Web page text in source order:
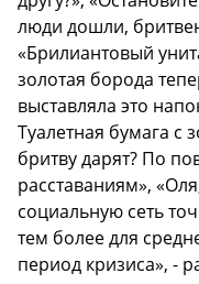
люди дошли,
«Брилиантовый
золотая борода
выставляла это
Туалетная бумага с
бритву дарят? По
расставаниям»,
социальную сеть
тем более для
период кризиса», -